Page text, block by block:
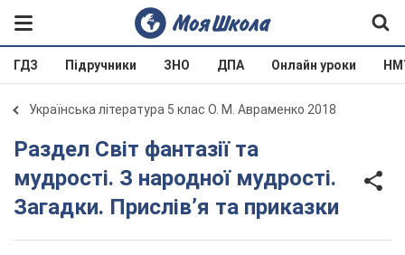
ГДЗ Підручники ЗНО ДПА Онлайн уроки
Українська література 5 клас О. М. Авраменко 2018
Раздел Світ фантазії та
мудрості. З народної мудрості.
Загадки. Прислів’я та приказки